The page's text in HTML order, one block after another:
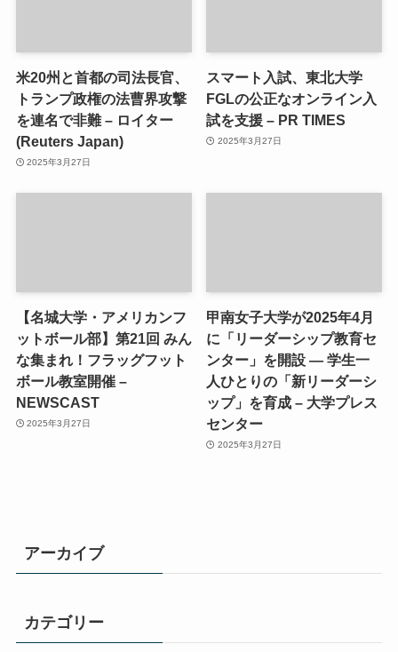
米20州と首都の司法長官、
トランプ政権の法曹界攻撃
を連名で非難 – ロイター
(Reuters Japan)
2025年3月27日
スマート入試、東北大学
FGLの公正なオンライン入
試を支援 – PR TIMES
2025年3月27日
【名城大学・アメリカンフ
ットボール部】第21回 みん
な集まれ！フラッグフット
ボール教室開催 –
NEWSCAST
2025年3月27日
甲南女子大学が2025年4月
に「リーダーシップ教育セ
ンター」を開設 ― 学生一
人ひとりの「新リーダーシ
ップ」を育成 – 大学プレス
センター
2025年3月27日
アーカイブ
カテゴリー